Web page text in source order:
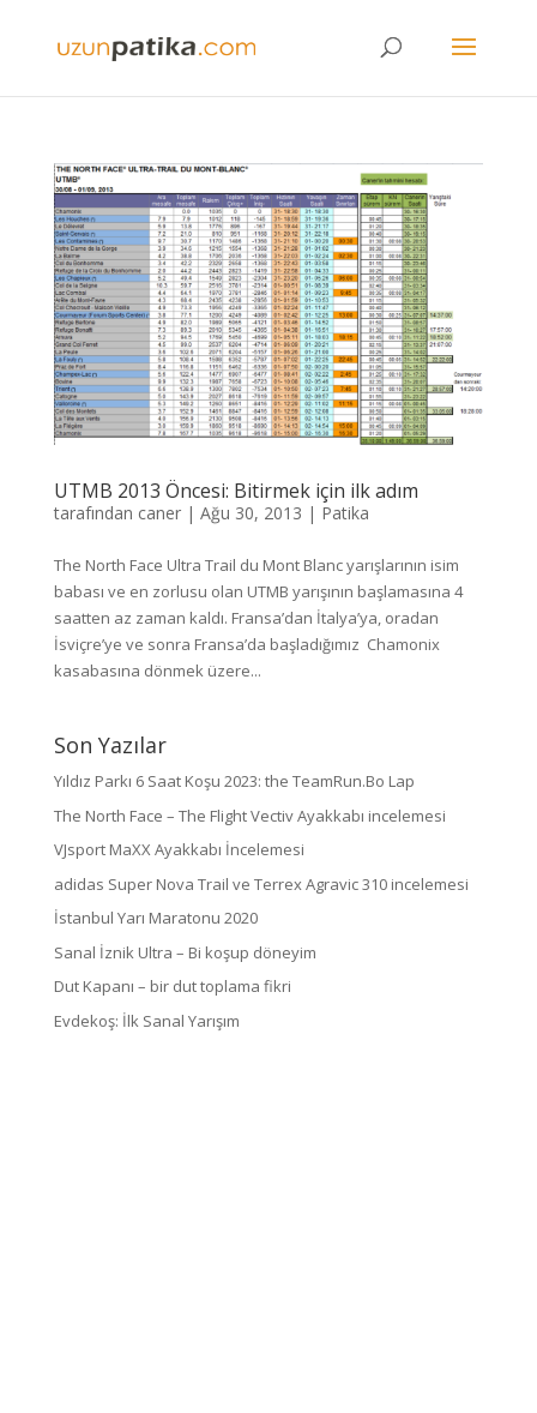
UTMB 2013 Öncesi: Bitirmek için ilk adım
tarafından caner| Ağu 30, 2013 | Patika
The North Face Ultra Trail du Mont Blanc yarışlarının isim
babası ve en zorlusu olan UTMB yarışının başlamasına 4
saatten az zaman kaldı. Fransa’dan İtalya’ya, oradan
İsviçre’ye ve sonra Fransa’da başladığımız Chamonix
kasabasına dönmek üzere...
Son Yazılar
Yıldız Parkı 6 Saat Koşu 2023: the TeamRun.Bo Lap
The North Face – The Flight Vectiv Ayakkabı incelemesi
VJsport MaXX Ayakkabı İncelemesi
adidas Super Nova Trail ve Terrex Agravic 310 incelemesi
İstanbul Yarı Maratonu 2020
Sanal İznik Ultra – Bi koşup döneyim
Dut Kapanı – bir dut toplama fikri
Evdekoş: İlk Sanal Yarışım